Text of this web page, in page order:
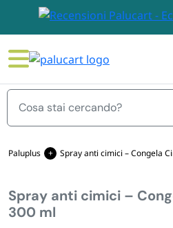
Menu
STOVIGLIE E TOVAGLIOLI
Chi siamo
Paluplus Spray anti cimici – Congela
Spray anti cimici –
300 ml